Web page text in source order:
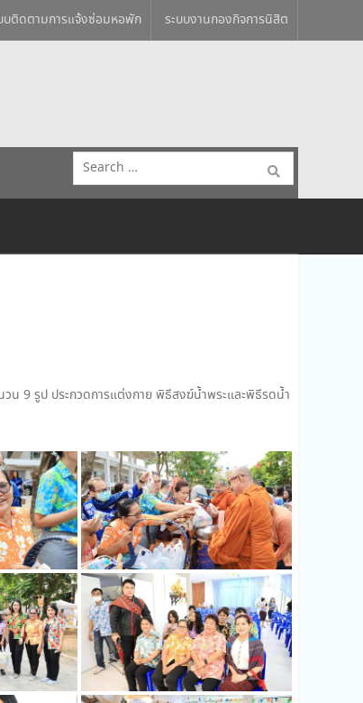
บติดตามการแจ้งซ่อมหอพัก ระบบงานกองกิจการนิสิต
Search
for:
น 9 รูป ประกวดการแต่งกาย พิธีสงฆ์น้ำพระและพิธีรดน้ำ